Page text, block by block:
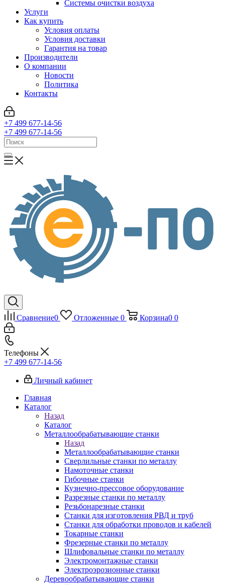
Системы очистки воздуха
Услуги
Как купить
Условия оплаты
Условия доставки
Гарантия на товар
Производители
О компании
Новости
Политика
Контакты
+7 499 677-14-56
+7 499 677-14-56
Сравнение0 Отложенные 0 Корзина0 0
Телефоны
+7 499 677-14-56
Личный кабинет
Главная
Каталог
Назад
Каталог
Металлообрабатывающие станки
Назад
Металлообрабатывающие станки
Сверлильные станки по металлу
Намоточные станки
Гибочные станки
Кузнечно-прессовое оборудование
Разрезные станки по металлу
Резьбонарезные станки
Станки для изготовления РВД и труб
Станки для обработки проводов и кабелей
Токарные станки
Фрезерные станки по металлу
Шлифовальные станки по металлу
Электромонтажные станки
Электроэрозионные станки
Деревообрабатывающие станки